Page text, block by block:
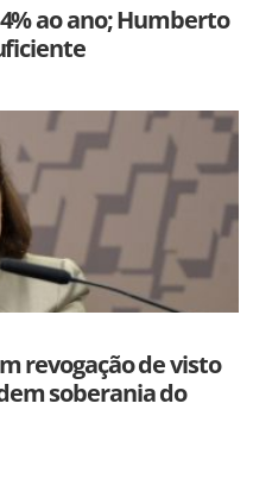
ao ano; Humberto
revogação de visto
soberania do